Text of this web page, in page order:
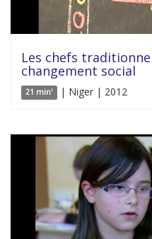
Les chefs
changement social
21 min' | Niger | 2012